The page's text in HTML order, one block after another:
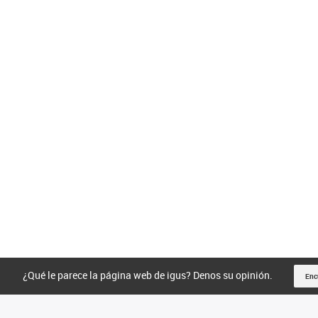
¿Qué le parece la página web de igus? Denos su opinión.